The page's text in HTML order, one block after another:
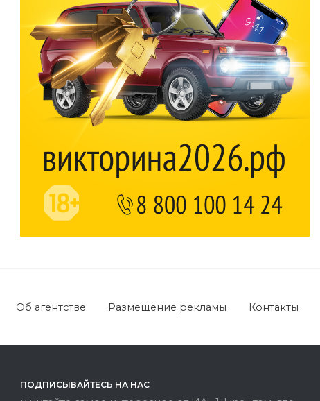
Об агентстве Размещение рекламы Контакты
ПОДПИСЫВАЙТЕСЬ НА НАС